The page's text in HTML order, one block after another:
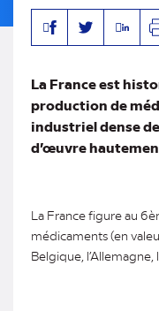
FacebookTwitter
La France est
production de
industriel dense
d’œuvre
La France figure au
médicaments (en
Belgique,